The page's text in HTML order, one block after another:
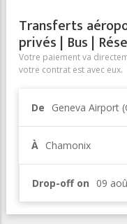
Transferts
privés | Bus |
Votre paiement va
votre contrat est avec eux.
De Geneva Airport
À Chamonix
Drop-off on